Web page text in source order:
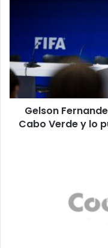
crecimiento
de
Cabo
Verde
y
puso
Gelson
Cabo Verde y lo